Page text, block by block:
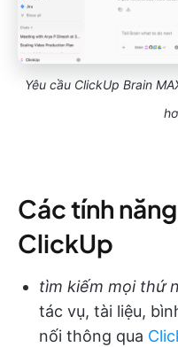
Yêu cầu ClickUp Brain
Các tính
ClickUp
tìm kiếm mọi thứ
tác vụ, tài liệu,
nối thông qua